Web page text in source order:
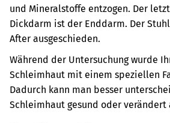
und Mineralstoffe entzogen. Der
Dickdarm ist der Enddarm. Der
After ausgeschieden.
Während der Untersuchung wurde
Schleimhaut mit einem speziellen
Dadurch kann man besser
Schleimhaut gesund oder verändert